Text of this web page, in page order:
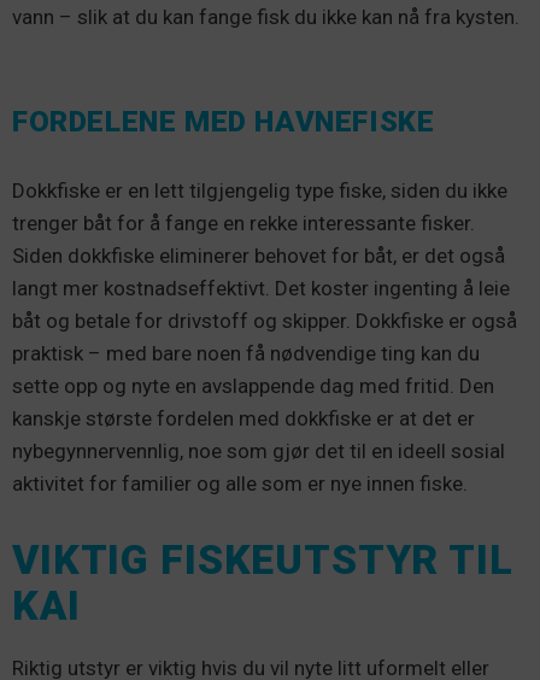
vann – slik at du kan fange fisk du ikke kan nå fra kysten.
FORDELENE MED HAVNEFISKE
Dokkfiske er en lett tilgjengelig type fiske, siden du ikke
trenger båt for å fange en rekke interessante fisker.
Siden dokkfiske eliminerer behovet for båt, er det også
langt mer kostnadseffektivt. Det koster ingenting å leie
båt og betale for drivstoff og skipper. Dokkfiske er også
praktisk – med bare noen få nødvendige ting kan du
sette opp og nyte en avslappende dag med fritid. Den
kanskje største fordelen med dokkfiske er at det er
nybegynnervennlig, noe som gjør det til en ideell sosial
aktivitet for familier og alle som er nye innen fiske.
VIKTIG FISKEUTSTYR TIL
KAI
Riktig utstyr er viktig hvis du vil nyte litt uformelt eller